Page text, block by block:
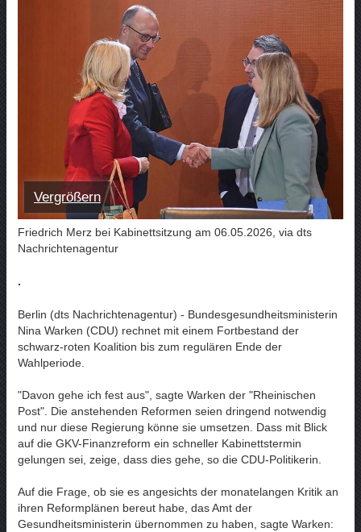
Vergrößern
Friedrich Merz bei Kabinettsitzung am 06.05.2026, via dts
Nachrichtenagentur
.
Berlin (dts Nachrichtenagentur) - Bundesgesundheitsministerin
Nina Warken (CDU) rechnet mit einem Fortbestand der
schwarz-roten Koalition bis zum regulären Ende der
Wahlperiode.
"Davon gehe ich fest aus", sagte Warken der "Rheinischen
Post". Die anstehenden Reformen seien dringend notwendig
und nur diese Regierung könne sie umsetzen. Dass mit Blick
auf die GKV-Finanzreform ein schneller Kabinettstermin
gelungen sei, zeige, dass dies gehe, so die CDU-Politikerin.
Auf die Frage, ob sie es angesichts der monatelangen Kritik an
ihren Reformplänen bereut habe, das Amt der
Gesundheitsministerin übernommen zu haben, sagte Warken: